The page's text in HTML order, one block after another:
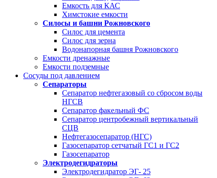
Емкость для КАС
Химстокие емкости
Силосы и башни Рожновского
Силос для цемента
Силос для зерна
Водонапорная башня Рожновского
Емкости дренажные
Емкости подземные
Сосуды под давлением
Сепараторы
Сепаратор нефтегазовый со сбросом воды
НГСВ
Сепаратор факельный ФС
Сепаратор центробежный вертикальный
СЦВ
Нефтегазосепаратор (НГС)
Газосепаратор сетчатый ГС1 и ГС2
Газосепаратор
Электродегидраторы
Электродегидратор ЭГ- 25